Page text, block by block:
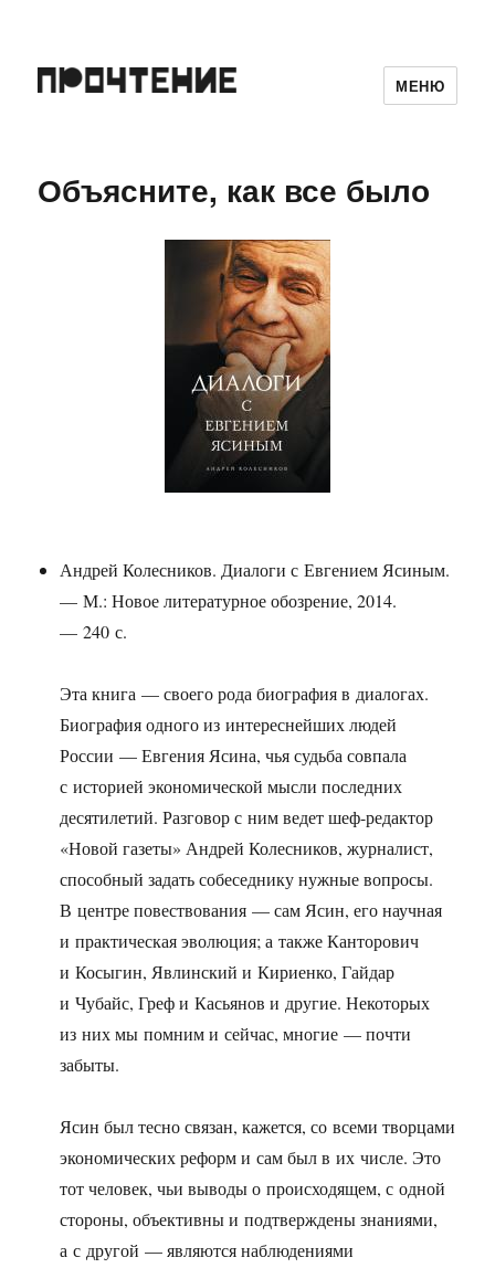
МЕНЮ
Объясните, как все было
Андрей Колесников. Диалоги с Евгением Ясиным.
— М.: Новое литературное обозрение, 2014.
— 240 с.
Эта книга — своего рода биография в диалогах.
Биография одного из интереснейших людей
России — Евгения Ясина, чья судьба совпала
с историей экономической мысли последних
десятилетий. Разговор с ним ведет шеф-редактор
«Новой газеты» Андрей Колесников, журналист,
способный задать собеседнику нужные вопросы.
В центре повествования — сам Ясин, его научная
и практическая эволюция; а также Канторович
и Косыгин, Явлинский и Кириенко, Гайдар
и Чубайс, Греф и Касьянов и другие. Некоторых
из них мы помним и сейчас, многие — почти
забыты.
Ясин был тесно связан, кажется, со всеми творцами
экономических реформ и сам был в их числе. Это
тот человек, чьи выводы о происходящем, с одной
стороны, объективны и подтверждены знаниями,
а с другой — являются наблюдениями